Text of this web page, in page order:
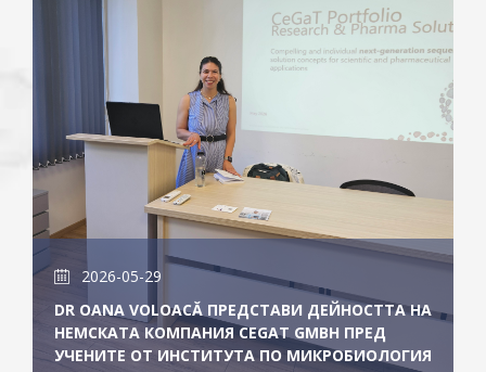
2026-05-29
DR OANA VOLOACĂ ПРЕДСТАВИ ДЕЙНОСТТА НА
НЕМСКАТА КОМПАНИЯ CEGAT GMBH ПРЕД
УЧЕНИТЕ ОТ ИНСТИТУТА ПО МИКРОБИОЛОГИЯ